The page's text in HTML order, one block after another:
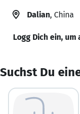
Dalian, China
Logg Dich ein,
Suchst Du